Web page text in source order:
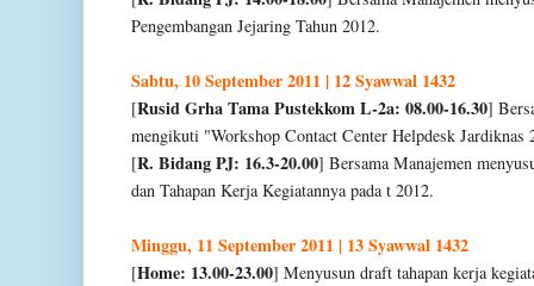
Pengembangan Jejaring Tahun 2012.
Sabtu, 10 September 2011 | 12 Syawwal 1432
[Rusid Grha Tama Pustekkom L-2a: 08.00-16.30]
mengikuti "Workshop Contact Center Helpdesk Jardiknas
[R. Bidang PJ: 16.3-20.00] Bersama Manajemen
dan Tahapan Kerja Kegiatannya pada t 2012.
Minggu, 11 September 2011 | 13 Syawwal 1432
[Home: 13.00-23.00] Menyusun draft tahapan kerja